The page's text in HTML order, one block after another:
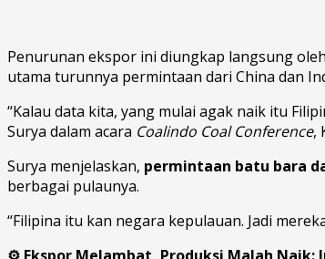
Penurunan ekspor ini diungkap langsung oleh
utama turunnya permintaan dari China dan
“Kalau data kita, yang mulai agak naik itu
Surya dalam acara Coalindo Coal Conference,
Surya menjelaskan, permintaan batu bara
berbagai pulaunya.
“Filipina itu kan negara kepulauan. Jadi